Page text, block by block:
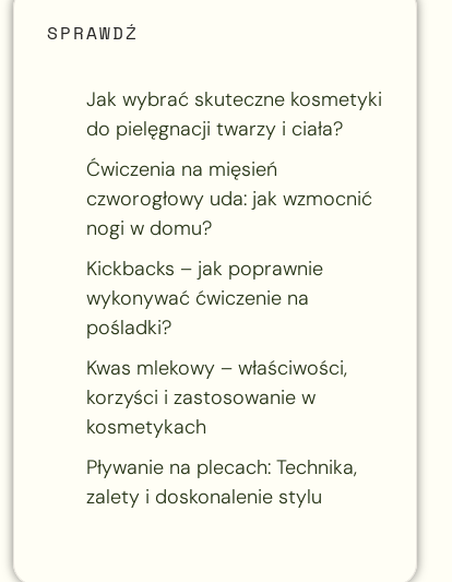
SPRAWDŹ
Jak wybrać skuteczne kosmetyki
do pielęgnacji twarzy i ciała?
Ćwiczenia na mięsień
czworogłowy uda: jak wzmocnić
nogi w domu?
Kickbacks – jak poprawnie
wykonywać ćwiczenie na
pośladki?
Kwas mlekowy – właściwości,
korzyści i zastosowanie w
kosmetykach
Pływanie na plecach: Technika,
zalety i doskonalenie stylu